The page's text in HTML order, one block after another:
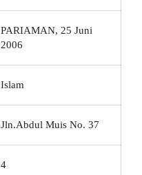
PARIAMAN, 25 Juni
2006
Islam
Jln.Abdul Muis No. 37
4